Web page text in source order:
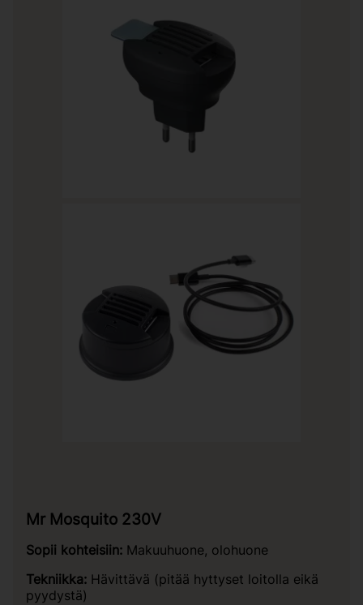
Mr Mosquito 230V
Sopii kohteisiin: Makuuhuone, olohuone
Tekniikka: Hävittävä (pitää hyttyset loitolla eikä
pyydystä)